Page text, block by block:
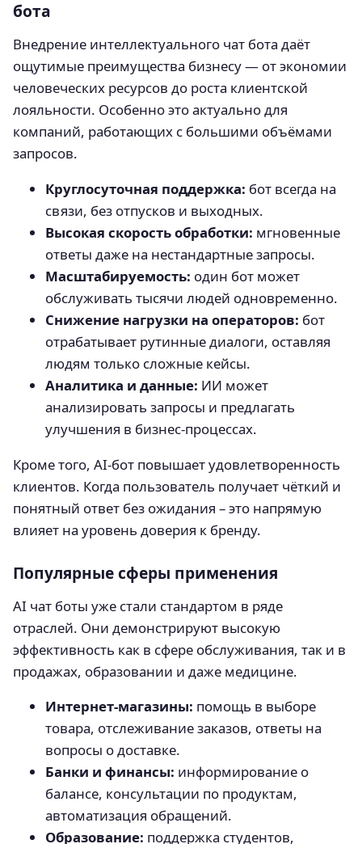
бота
Внедрение интеллектуального чат бота даёт
ощутимые преимущества бизнесу — от экономии
человеческих ресурсов до роста клиентской
лояльности. Особенно это актуально для
компаний, работающих с большими объёмами
запросов.
Круглосуточная поддержка: бот всегда на
связи, без отпусков и выходных.
Высокая скорость обработки: мгновенные
ответы даже на нестандартные запросы.
Масштабируемость: один бот может
обслуживать тысячи людей одновременно.
Снижение нагрузки на операторов: бот
отрабатывает рутинные диалоги, оставляя
людям только сложные кейсы.
Аналитика и данные: ИИ может
анализировать запросы и предлагать
улучшения в бизнес-процессах.
Кроме того, AI-бот повышает удовлетворенность
клиентов. Когда пользователь получает чёткий и
понятный ответ без ожидания – это напрямую
влияет на уровень доверия к бренду.
Популярные сферы применения
AI чат боты уже стали стандартом в ряде
отраслей. Они демонстрируют высокую
эффективность как в сфере обслуживания, так и в
продажах, образовании и даже медицине.
Интернет-магазины: помощь в выборе
товара, отслеживание заказов, ответы на
вопросы о доставке.
Банки и финансы: информирование о
балансе, консультации по продуктам,
автоматизация обращений.
Образование: поддержка студентов,